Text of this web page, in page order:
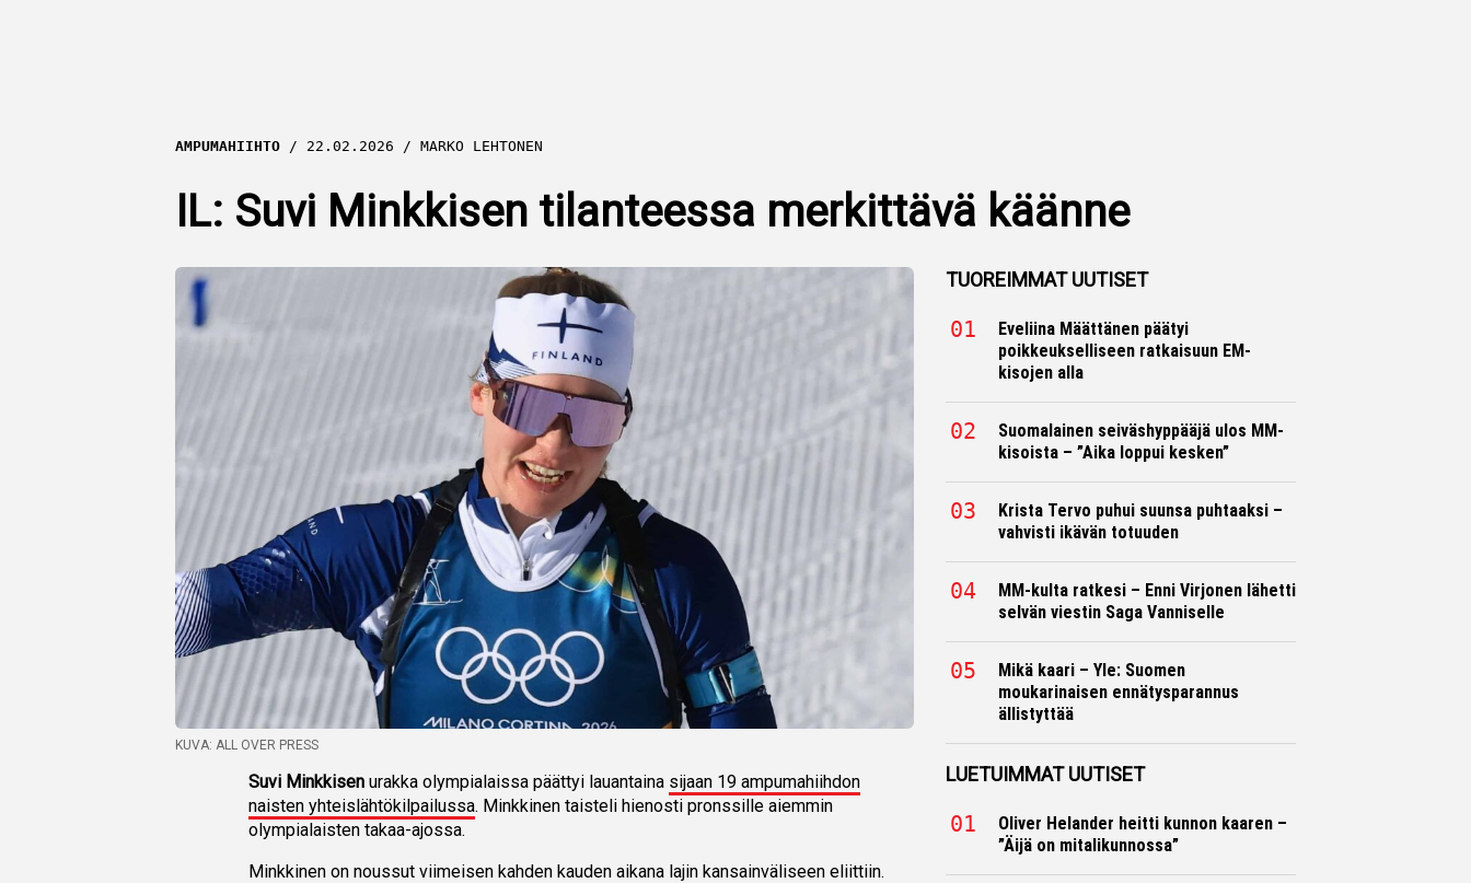
AMPUMAHIIHTO 22.02.2026 MARKO LEHTONEN
IL: Suvi Minkkisen tilanteessa merkittävä käänne
KUVA: ALL OVER PRESS
Suvi Minkkisen urakka olympialaissa päättyi lauantaina sijaan 19 ampumahiihdon
naisten yhteislähtökilpailussa. Minkkinen taisteli hienosti pronssille aiemmin
olympialaisten takaa-ajossa.
Minkkinen on noussut viimeisen kahden kauden aikana lajin kansainväliseen eliittiin.
TUOREIMMAT UUTISET
Eveliina Määttänen päätyi
poikkeukselliseen ratkaisuun EM-
kisojen alla
Suomalainen seiväshyppääjä ulos MM-
kisoista – ”Aika loppui kesken”
Krista Tervo puhui suunsa puhtaaksi –
vahvisti ikävän totuuden
MM-kulta ratkesi – Enni Virjonen lähetti
selvän viestin Saga Vanniselle
Mikä kaari – Yle: Suomen
moukarinaisen ennätysparannus
ällistyttää
LUETUIMMAT UUTISET
Oliver Helander heitti kunnon kaaren –
”Äijä on mitalikunnossa”